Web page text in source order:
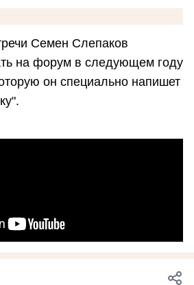
Семен Слепаков
на форум в следующем году
он специально напишет